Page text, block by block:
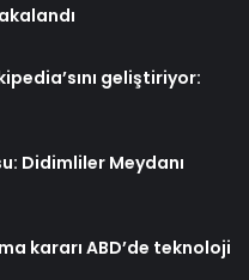
geliştiriyor:
Didimliler Meydanı
kararı ABD’de teknoloji